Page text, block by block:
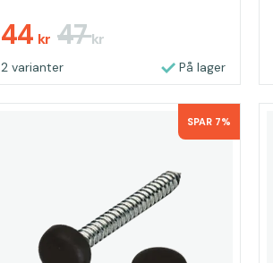
44 kr 47kr
2 varianter På lager
SPAR 7%